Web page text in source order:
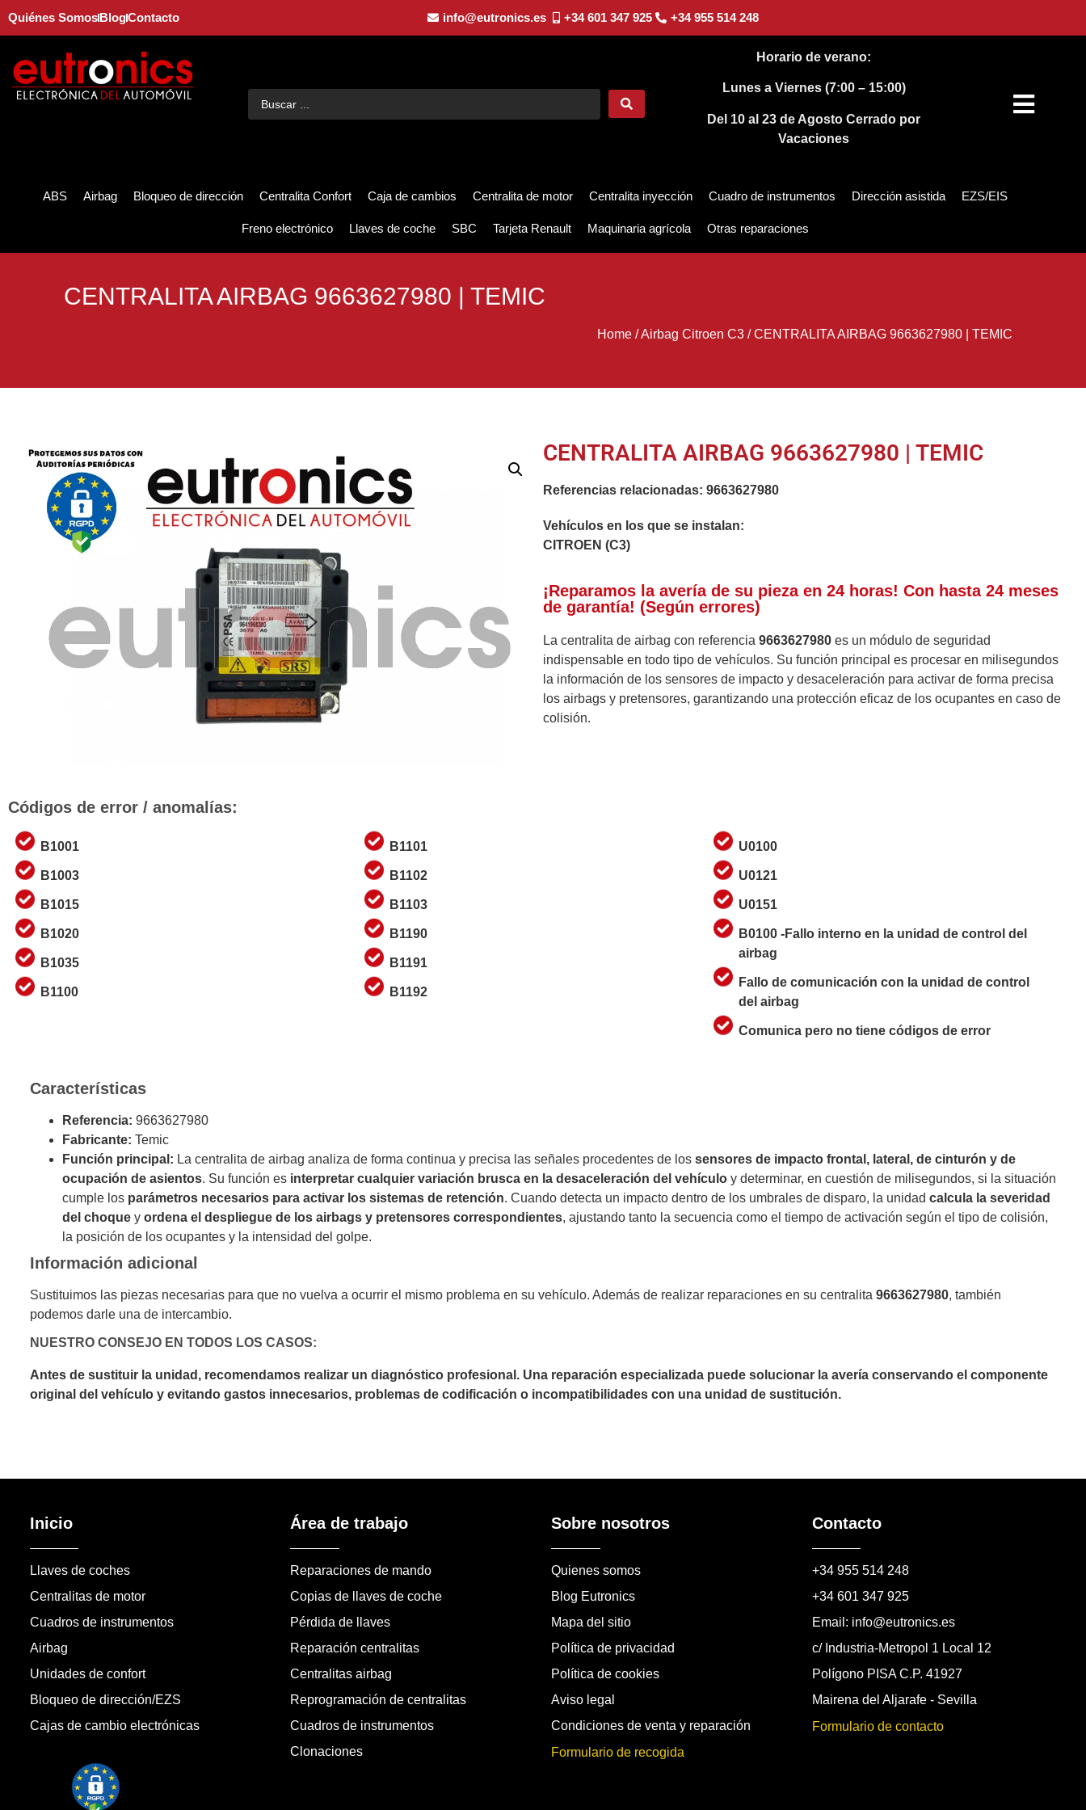
Quiénes SomosBlogContacto info@eutronics.es +34 601 347 925 +34 955 514 248
Horario de verano:
Lunes a Viernes (7:00 – 15:00)
Del 10 al 23 de AgostoCerrado por
Vacaciones
ABS Airbag Bloqueo de dirección Centralita Confort Caja de cambios Centralita de motor Centralita inyección Cuadro de instrumentos Dirección asistida EZS/EIS
Freno electrónico Llaves de coche SBC Tarjeta Renault Maquinaria agrícola Otras reparaciones
CENTRALITA AIRBAG 9663627980 | TEMIC
Home/Airbag Citroen C3/CENTRALITA AIRBAG 9663627980 | TEMIC
CENTRALITA AIRBAG 9663627980 | TEMIC
Referencias relacionadas: 9663627980
Vehículos en los que se instalan:
CITROEN (C3)
¡Reparamos la avería de su pieza en 24 horas! Con hasta 24 meses
de garantía! (Según errores)
La centralita de airbag con referencia 9663627980 es un módulo de seguridad
indispensable en todo tipo de vehículos. Su función principal es procesar en milisegundos
la información de los sensores de impacto y desaceleración para activar de forma precisa
los airbags y pretensores, garantizando una protección eficaz de los ocupantes en caso de
colisión.
Códigos de error / anomalías:
B1001
B1003
B1015
B1020
B1035
B1100
B1101
B1102
B1103
B1190
B1191
B1192
U0100
U0121
U0151
B0100 -Fallo interno en la unidad de control del
airbag
Fallo de comunicación con la unidad de control
del airbag
Comunica pero no tiene códigos de error
Características
Referencia: 9663627980
Fabricante: Temic
Función principal: La centralita de airbag analiza de forma continua y precisa las señales procedentes de los sensores de impacto frontal, lateral, de cinturón y de
ocupación de asientos. Su función es interpretar cualquier variación brusca en la desaceleración del vehículoy determinar, en cuestión de milisegundos, si la situación
cumple los parámetros necesarios para activar los sistemas de retención. Cuando detecta un impacto dentro de los umbrales de disparo, la unidad calcula la severidad
del choquey ordena el despliegue de los airbags y pretensores correspondientes, ajustando tanto la secuencia como el tiempo de activación según el tipo de colisión,
la posición de los ocupantes y la intensidad del golpe.
Información adicional
Sustituimos las piezas necesarias para que no vuelva a ocurrir el mismo problema en su vehículo. Además de realizar reparaciones en su centralita 9663627980, también
podemos darle una de intercambio.
NUESTRO CONSEJO EN TODOS LOS CASOS:
Antes de sustituir la unidad, recomendamos realizar un diagnóstico profesional. Una reparación especializada puede solucionar la avería conservando el componente
original del vehículo y evitando gastos innecesarios, problemas de codificación o incompatibilidades con una unidad de sustitución.
Inicio
Llaves de coches
Centralitas de motor
Cuadros de instrumentos
Airbag
Unidades de confort
Bloqueo de dirección/EZS
Cajas de cambio electrónicas
Área de trabajo
Reparaciones de mando
Copias de llaves de coche
Pérdida de llaves
Reparación centralitas
Centralitas airbag
Reprogramación de centralitas
Cuadros de instrumentos
Clonaciones
Sobre nosotros
Quienes somos
Blog Eutronics
Mapa del sitio
Política de privacidad
Política de cookies
Aviso legal
Condiciones de venta y reparación
Formulario de recogida
Contacto
+34 955 514 248
+34 601 347 925
Email: info@eutronics.es
c/ Industria-Metropol 1 Local 12
Polígono PISA C.P. 41927
Mairena del Aljarafe - Sevilla
Formulario de contacto